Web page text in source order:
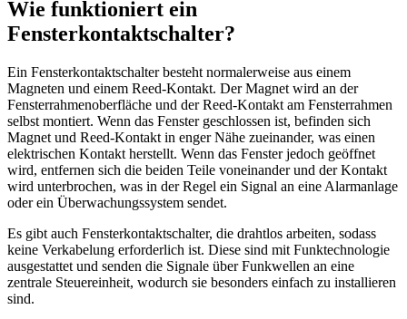
Wie funktioniert ein
Fensterkontaktschalter?
Ein Fensterkontaktschalter besteht normalerweise aus einem
Magneten und einem Reed-Kontakt. Der Magnet wird an der
Fensterrahmenoberfläche und der Reed-Kontakt am Fensterrahmen
selbst montiert. Wenn das Fenster geschlossen ist, befinden sich
Magnet und Reed-Kontakt in enger Nähe zueinander, was einen
elektrischen Kontakt herstellt. Wenn das Fenster jedoch geöffnet
wird, entfernen sich die beiden Teile voneinander und der Kontakt
wird unterbrochen, was in der Regel ein Signal an eine Alarmanlage
oder ein Überwachungssystem sendet.
Es gibt auch Fensterkontaktschalter, die drahtlos arbeiten, sodass
keine Verkabelung erforderlich ist. Diese sind mit Funktechnologie
ausgestattet und senden die Signale über Funkwellen an eine
zentrale Steuereinheit, wodurch sie besonders einfach zu installieren
sind.